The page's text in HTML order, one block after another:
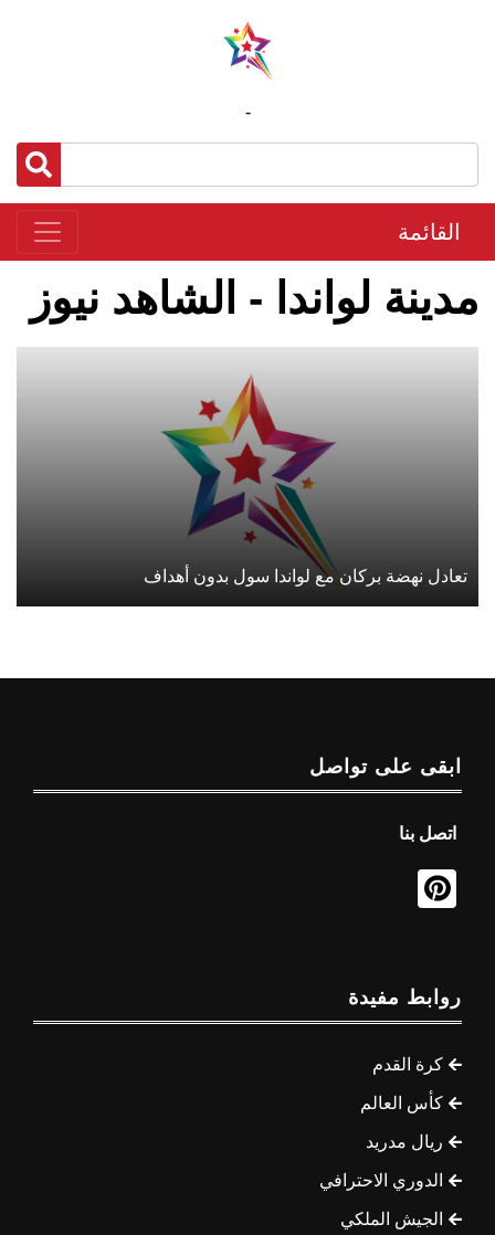
-
القائمة
مدينة لواندا - الشاهد نيوز
تعادل نهضة بركان مع لواندا سول بدون أهداف
ابقى على تواصل
اتصل بنا
روابط مفيدة
كرة القدم
كأس العالم
ريال مدريد
الدوري الاحترافي
الجيش الملكي